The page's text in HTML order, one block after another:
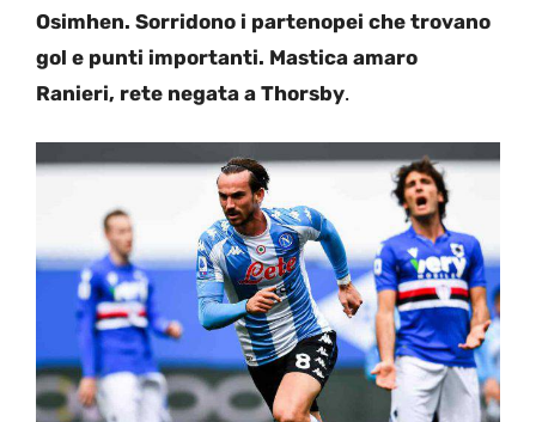
Osimhen. Sorridono i partenopei che trovano
gol e punti importanti. Mastica amaro
Ranieri, rete negata a Thorsby.